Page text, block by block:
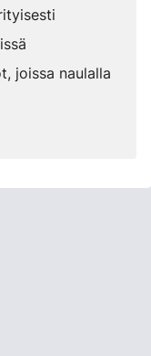
joissa naulalla